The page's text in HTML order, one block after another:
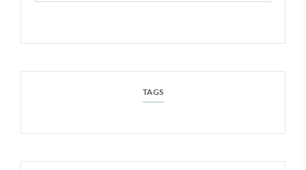
TAGS